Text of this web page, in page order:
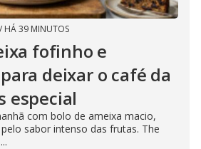
/ HÁ 39 MINUTOS
fofinho e
deixar o café da
especial
com bolo de ameixa macio,
sabor intenso das frutas. The